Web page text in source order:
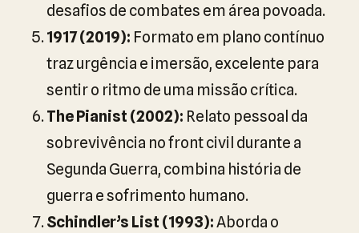
desafios de combates em área povoada.
1917 (2019): Formato em plano contínuo
traz urgência e imersão, excelente para
sentir o ritmo de uma missão crítica.
The Pianist (2002): Relato pessoal da
sobrevivência no front civil durante a
Segunda Guerra, combina história de
guerra e sofrimento humano.
Schindler’s List (1993):Aborda o